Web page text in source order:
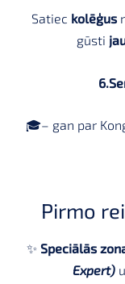
Satiec kolēģus
gūsti
6.
🎓– gan par
Pirmo
✨ Speciālās
Expert)